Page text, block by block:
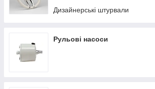
Дизайнерські штурвали
Рульові насоси